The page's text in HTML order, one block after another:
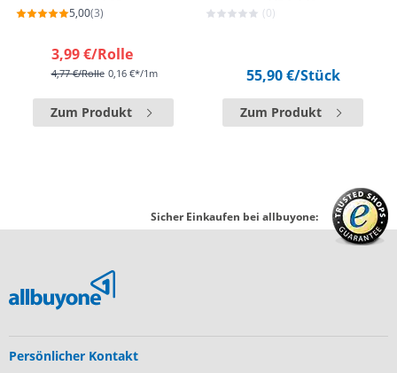
5,00(3)
3,99 €/Rolle
4,77 €/Rolle 0,16 €*/1m
Zum Produkt
(0)
55,90 €/Stück
Zum Produkt
Sicher Einkaufen bei allbuyone:
Persönlicher Kontakt